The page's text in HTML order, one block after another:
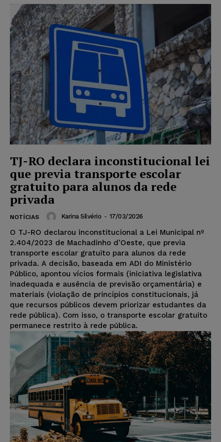
TJ-RO declara inconstitucional lei
que previa transporte escolar
gratuito para alunos da rede
privada
NOTÍCIAS Karina Silvério - 17/03/2026
O TJ-RO declarou inconstitucional a Lei Municipal nº
2.404/2023 de Machadinho d’Oeste, que previa
transporte escolar gratuito para alunos da rede
privada. A decisão, baseada em ADI do Ministério
Público, apontou vícios formais (iniciativa legislativa
inadequada e ausência de previsão orçamentária) e
materiais (violação de princípios constitucionais, já
que recursos públicos devem priorizar estudantes da
rede pública). Com isso, o transporte escolar gratuito
permanece restrito à rede pública.